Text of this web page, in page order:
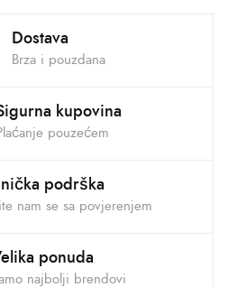
Dostava
Brza i pouzdana
kupovina
pouzećem
podrška
nam se sa povjerenjem
ponuda
najbolji brendovi